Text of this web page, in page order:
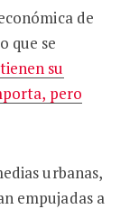
de
que se
su
pero
urbanas,
empujadas a